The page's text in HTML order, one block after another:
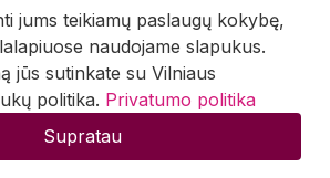
jums teikiamų paslaugų kokybę,
naudojame slapukus.
jūs sutinkate su Vilniaus
politika. Privatumo politika
Supratau